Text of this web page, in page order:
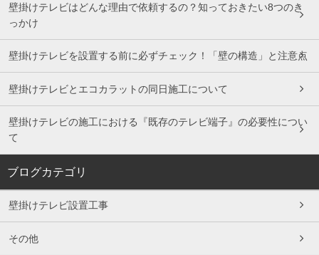
壁掛けテレビはどんな理由で依頼するの？知っておきたい8つのき
っかけ
壁掛けテレビを設置する前に必ずチェック！「壁の構造」と注意点
壁掛けテレビとエコカラットの同日施工について
壁掛けテレビの施工における『既存のテレビ端子』の必要性につい
て
ブログカテゴリ
壁掛けテレビ設置工事
その他